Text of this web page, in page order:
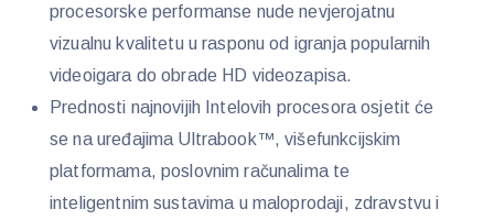
procesorske performanse nude nevjerojatnu
vizualnu kvalitetu u rasponu od igranja popularnih
videoigara do obrade HD videozapisa.
Prednosti najnovijih Intelovih procesora osjetit će
se na uređajima Ultrabook™, višefunkcijskim
platformama, poslovnim računalima te
inteligentnim sustavima u maloprodaji, zdravstvu i